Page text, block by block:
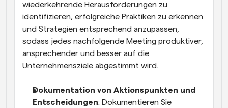
wiederkehrende Herausforderungen zu
identifizieren, erfolgreiche Praktiken zu erkennen
und Strategien entsprechend anzupassen,
sodass jedes nachfolgende Meeting produktiver,
ansprechender und besser auf die
Unternehmensziele abgestimmt wird.
Dokumentation von Aktionspunkten und
Entscheidungen: Dokumentieren Sie